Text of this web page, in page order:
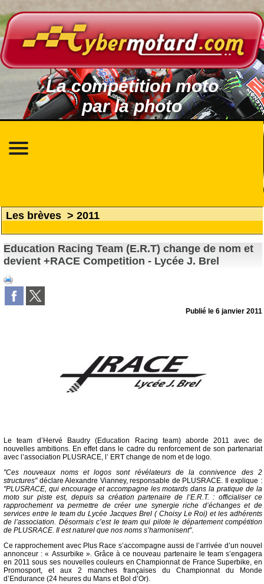
La compétition moto
par la photo
Les brèves > 2011
Education Racing Team (E.R.T) change de nom et
devient +RACE Competition - Lycée J. Brel
Publié le6 janvier 2011
Le team d’Hervé Baudry (Education Racing team) aborde 2011 avec de
nouvelles ambitions. En effet dans le cadre du renforcement de son partenariat
avec l’association PLUSRACE, l’ ERT change de nom et de logo.
"Ces nouveaux noms et logos sont révélateurs de la connivence des 2
structures"déclare Alexandre Vianney, responsable de PLUSRACE. Il explique :
"PLUSRACE, qui encourage et accompagne les motards dans la pratique de la
moto sur piste est, depuis sa création partenaire de l’E.R.T. : officialiser ce
rapprochement va permettre de créer une synergie riche d’échanges et de
services entre le team du Lycée Jacques Brel ( Choisy Le Roi) et les adhérents
de l’association. Désormais c’est le team qui pilote le département compétition
de PLUSRACE. Il est naturel que nos noms s’harmonisent".
Ce rapprochement avec Plus Race s’accompagne aussi de l’arrivée d’un nouvel
annonceur : « Assurbike ». Grâce à ce nouveau partenaire le team s’engagera
en 2011 sous ses nouvelles couleurs en Championnat de France Superbike, en
Promosport, et aux 2 manches françaises du Championnat du Monde
d’Endurance (24 heures du Mans et Bol d’Or).